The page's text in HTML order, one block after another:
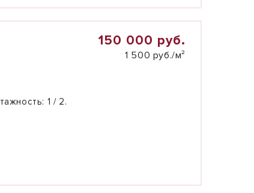
150 000 руб.
1 500 руб./м²
1 / 2.